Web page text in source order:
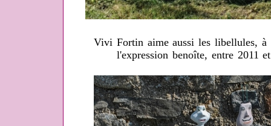
Vivi Fortin aime aussi les libellules, à
l'expression benoîte, entre 2011